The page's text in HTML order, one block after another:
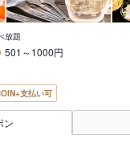
放題
501～1000円
支払い可
ン